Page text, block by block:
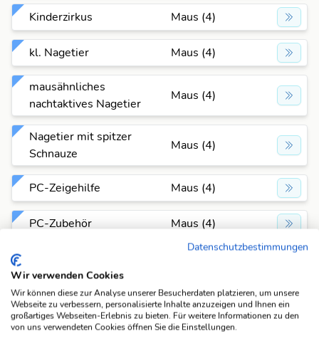
Kinderzirkus Maus (4)
kl. Nagetier Maus (4)
mausähnliches
nachtaktives Nagetier
Maus (4)
Nagetier mit spitzer
Schnauze
Maus (4)
PC-Zeigehilfe Maus (4)
PC-Zubehör Maus (4)
schädliches Nagetier Maus (4)
schädliches Säugetier Maus (4)
Datenschutzbestimmungen
Wir verwenden Cookies
Wir können diese zur Analyse unserer Besucherdaten platzieren, um unsere
Webseite zu verbessern, personalisierte Inhalte anzuzeigen und Ihnen ein
großartiges Webseiten-Erlebnis zu bieten. Für weitere Informationen zu den
von uns verwendeten Cookies öffnen Sie die Einstellungen.